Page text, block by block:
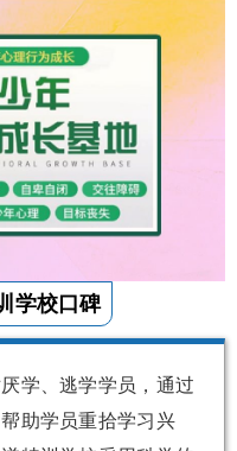
学校口碑
学、逃学学员，通过
助学员重拾学习兴